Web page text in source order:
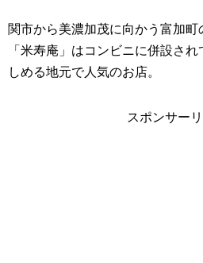
関市から美濃加茂に向かう富加
「米寿庵」はコンビニに併設さ
しめる地元で人気のお店。
スポンサー